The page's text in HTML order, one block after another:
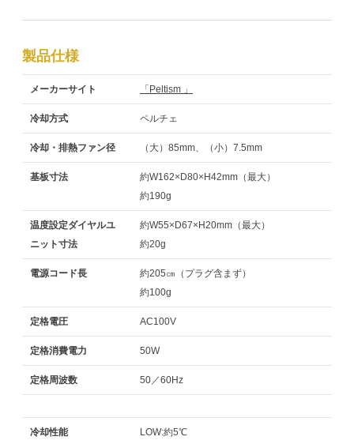
製品仕様
メーカーサイト 「Peltism 」
冷却方式 ペルチェ
冷却・排熱ファン径 （大）85mm、（小）7.5mm
基板寸法
約W162×D80×H42mm（最大）
約190g
温度設定ダイヤルユ
ニット寸法
約W55×D67×H20mm（最大）
約20g
電源コード長
約205㎝（プラグ含まず）
約100g
定格電圧 AC100V
定格消費電力 50W
定格周波数 50／60Hz
冷却性能
LOW:約5℃